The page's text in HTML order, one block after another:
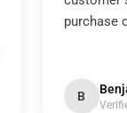
purchase
B